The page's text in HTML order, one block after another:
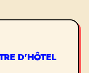
D'HÔTEL